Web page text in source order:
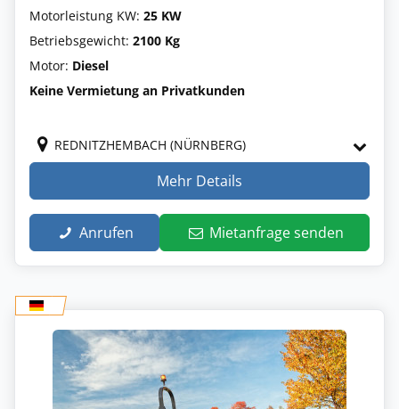
Motorleistung KW: 25 KW
Betriebsgewicht: 2100 Kg
Motor: Diesel
Keine Vermietung an Privatkunden
REDNITZHEMBACH (NÜRNBERG)
Mehr Details
Anrufen Mietanfrage senden